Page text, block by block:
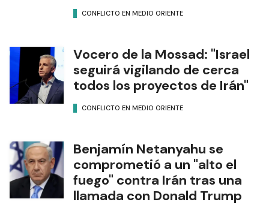
CONFLICTO EN MEDIO ORIENTE
Vocero de la Mossad: "Israel
seguirá vigilando de cerca
todos los proyectos de Irán"
CONFLICTO EN MEDIO ORIENTE
Benjamín Netanyahu se
comprometió a un "alto el
fuego" contra Irán tras una
llamada con Donald Trump